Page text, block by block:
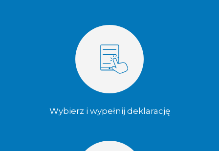
Wybierz i wypełnij deklarację